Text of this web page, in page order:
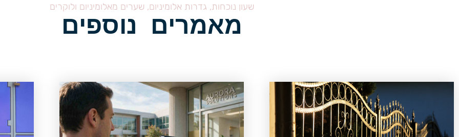
שעון נוכחות, גדרות אלומיניום, שערים מאלומיניום ולוקרים
מאמרים נוספים